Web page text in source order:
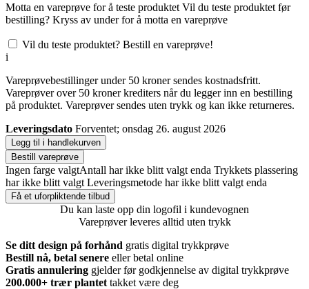
Motta en vareprøve for å teste produktet Vil du teste produktet før
bestilling? Kryss av under for å motta en vareprøve
Vil du teste produktet? Bestill en vareprøve!
i
Vareprøvebestillinger under 50 kroner sendes kostnadsfritt.
Vareprøver over 50 kroner krediters når du legger inn en bestilling
på produktet. Vareprøver sendes uten trykk og kan ikke returneres.
Leveringsdato Forventet; onsdag 26. august 2026
Legg til i handlekurven
Bestill vareprøve
Ingen farge valgtAntall har ikke blitt valgt enda Trykkets plassering
har ikke blitt valgt Leveringsmetode har ikke blitt valgt enda
Få et uforpliktende tilbud
Du kan laste opp din logofil i kundevognen
Vareprøver leveres alltid uten trykk
Se ditt design på forhånd gratis digital trykkprøve
Bestill nå, betal senere eller betal online
Gratis annulering gjelder før godkjennelse av digital trykkprøve
200.000+ trær plantet takket være deg